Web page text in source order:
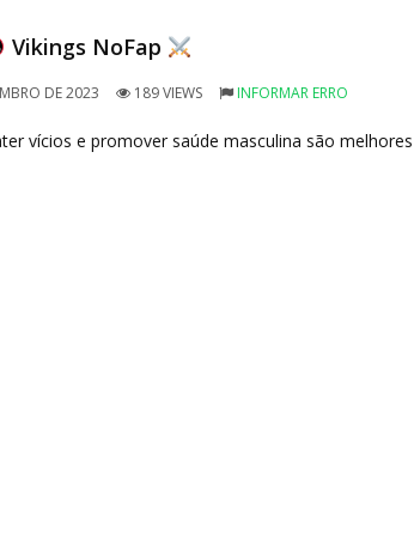
Vikings NoFap
DE 2023 189 VIEWS INFORMAR ERRO
vícios e promover saúde masculina são